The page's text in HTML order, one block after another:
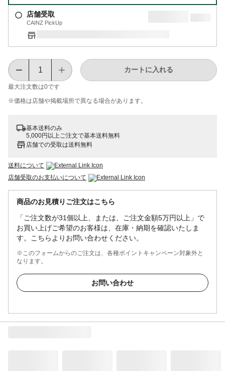
店舗受取
CAINZ PickUp
最大注文数は0です
カートに入れる
※価格は​店舗や​掲載場所で​異なる​場合が​あります。
基本送料のみ
5,000円以上ご注文で基本送料無料
店舗での受取は送料無料
送料について
店舗受取のお支払いについて
商品のお見積りご注文はこちら
「ご注文数が31個以上、または、ご注文金額5万円以上」で
お買い上げご希望のお客様は、在庫・納期を確認いたしま
す。こちらよりお問い合わせください。
※このフォームからのご注文は、各種ポイントキャンペーン対象外と
なります。
お問い合わせ